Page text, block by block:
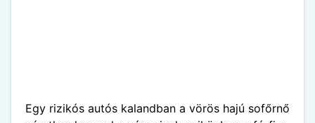
Egy rizikós autós kalandban a vörös hajú sofőrnő